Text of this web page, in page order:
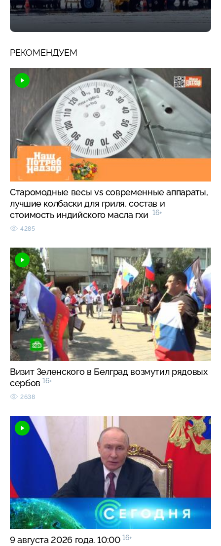
РЕКОМЕНДУЕМ
Старомодные весы vs современные аппараты,
лучшие колбаски для гриля, состав и
стоимость индийского масла гхи 16+
4285
Визит Зеленского в Белград возмутил рядовых
сербов 16+
2638
9 августа 2026 года. 10:00 16+